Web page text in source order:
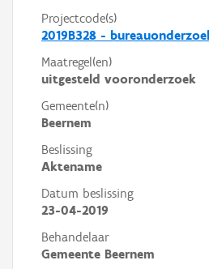
Projectcode(s)
2019B328 -
Maatregel(en)
uitgesteld vooronderzoek
Gemeente(n)
Beernem
Beslissing
Aktename
Datum beslissing
23-04-2019
Behandelaar
Gemeente Beernem